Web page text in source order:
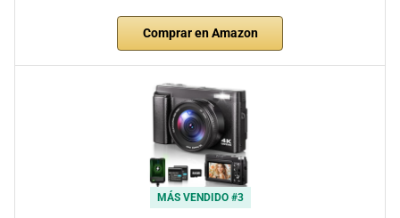
Comprar en Amazon
MÁS VENDIDO #3